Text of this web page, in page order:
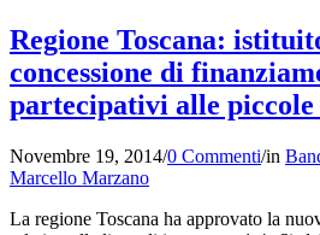
Regione Toscana:
concessione di
partecipativi alle piccole
Novembre 19, 2014/0 Commenti/in
Marcello Marzano
La regione Toscana ha approvato la